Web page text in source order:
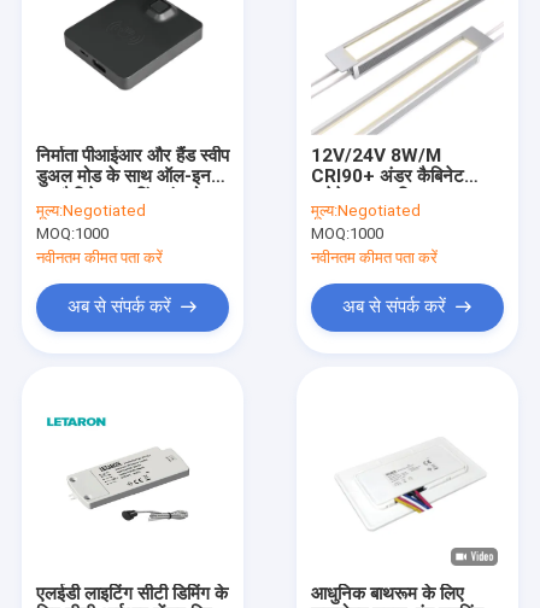
घर
निर्माता पीआईआर और हैंड स्वीप
डुअल मोड के साथ ऑल-इन-
लेटरन वायरलेस हैंड वेव सेंसर/
टच सेंसर/डोर सेंसर/
पीआईआर सेंसर स्विच कैबिनेट
एलईडी लाइटिंग के लिए
मूल्य:Negotiated
MOQ:1000
नवीनतम कीमत पता करें
अब से संपर्क करें
12V/24V 8W/M
CRI90+ अंडर कैबिनेट
15° तिरछी और सीधी रोशनी
मूल्य:Negotiated
MOQ:1000
नवीनतम कीमत पता करें
अब से संपर्क करें
एलईडी लाइटिंग सीटी डिमिंग के
आधुनिक बाथरूम के लिए